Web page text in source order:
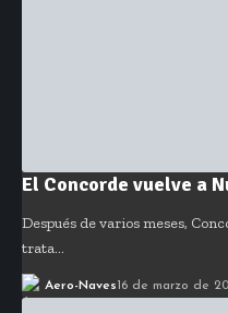
El Concorde vuelve a
Después de varios meses,
trata…
Aero-Naves16 de marzo de